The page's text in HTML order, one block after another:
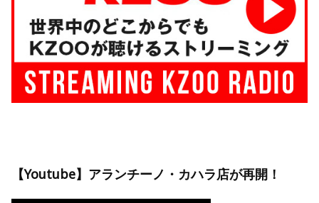
【Youtube】アランチーノ・カハラ店が再開！